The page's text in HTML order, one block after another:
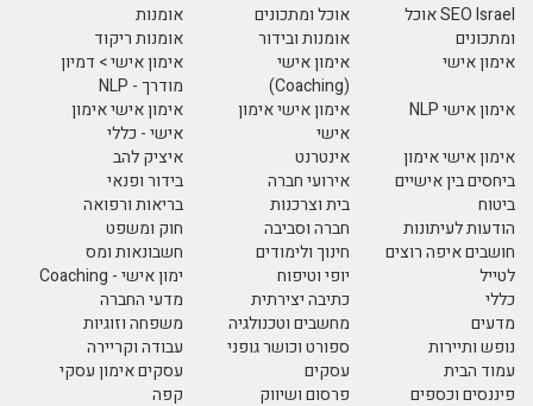
SEO Israel אוכל
ומתכונים
אוכל ומתכונים
אומנות
אומנות ובידור
אומנות ריקוד
אימון אישי
אימון אישי
(Coaching)
אימון אישי > דמיון
מודרך - NLP
אימון אישי NLP
אימון אישי אימון
אישי
אימון אישי אימון
אישי - כללי
אימון אישי אימון
ביחסים בין אישיים
אינטרנט
איציק להב
אירועי חברה
בידור ופנאי
ביטוח
בית וצרכנות
בריאות ורפואה
הודעות לעיתונות
חברה וסביבה
חוק ומשפט
חושבים איפה רוצים
לטייל
חינוך ולימודים
חשבונאות ומס
יופי וטיפוח
ימון אישי - Coaching
כללי
כתיבה יצירתית
מדעי החברה
מדעים
מחשבים וטכנולגיה
משפחה וזוגיות
נופש ותיירות
ספורט וכושר גופני
עבודה וקריירה
עמוד הבית
עסקים
עסקים אימון עסקי
פיננסים וכספים
פרסום ושיווק
קפה